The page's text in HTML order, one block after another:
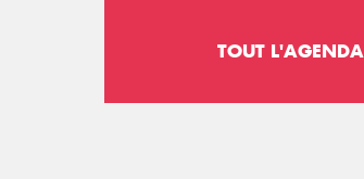
TOUT L'AGENDA